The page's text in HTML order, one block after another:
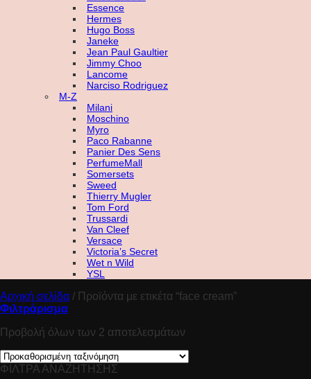
Essence
Hermes
Hugo Boss
Janeke
Jean Paul Gaultier
Jimmy Choo
Lancome
Narciso Rodriguez
M-Z
Milani
Moschino
Myro
Paco Rabanne
Panier Des Sens
PerfumeMall
Somersets
Sweed
Thierry Mugler
Tom Ford
Trussardi
Van Cleef
Versace
Victoria’s Secret
Wet n Wild
YSL
Αρχική σελίδα / Προϊόντα με ετικέτα “face cream”
Φιλτράρισμα
Προβολή όλων των 2 αποτελεσμάτων
ΦΙΛΤΡΑ ΑΝΑΖΗΤΗΣΗΣ